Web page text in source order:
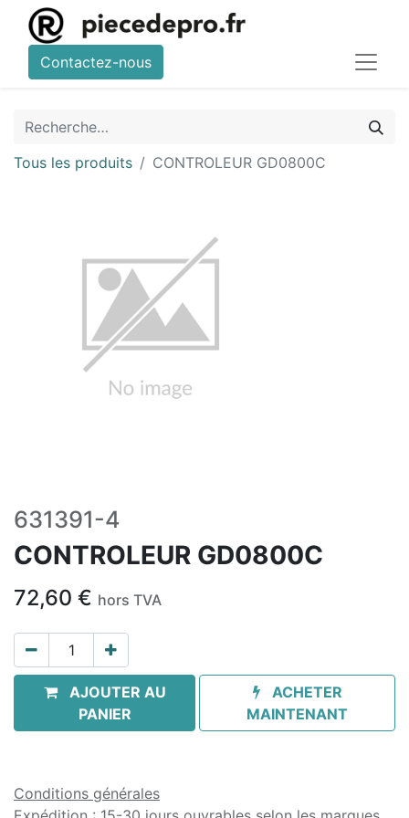
Contactez-nous
Tous les produits CONTROLEUR GD0800C
631391-4
CONTROLEUR GD0800C
72,60 € hors TVA
AJOUTER AU
PANIER
ACHETER
MAINTENANT
Conditions générales